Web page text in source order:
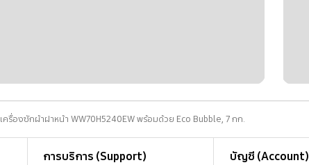
เครื่องซักผ้าฝาหน้า WW70H5240EW พร้อมด้วย Eco Bubble, 7 กก.
การบริการ (Support) บัญชี (Account)